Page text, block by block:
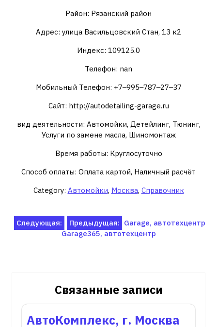
Район: Рязанский район
Адрес: улица Васильцовский Стан, 13 к2
Индекс: 109125.0
Телефон: nan
Мобильный Телефон: +7‒995‒787‒27‒37
Сайт: http://autodetailing-garage.ru
вид деятельности: Автомойки, Детейлинг, Тюнинг,
Услуги по замене масла, Шиномонтаж
Время работы: Круглосуточно
Способ оплаты: Оплата картой, Наличный расчёт
Category: Автомойки, Москва, Справочник
НавигацияПредыдущая: Garage, автотехцентр
Следующая:
Garage365, автотехцентр
Связанные записи
АвтоКомплекс, г. Москва